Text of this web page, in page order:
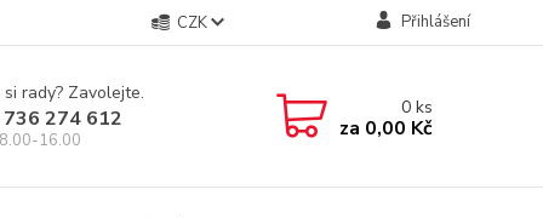
CZK Přihlášení
rady? Zavolejte.
274 612
16.00
0ks
za 0,00 Kč